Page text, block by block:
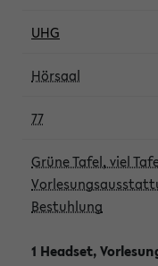
UHG
Hörsaal
77
Grüne Tafel, viel
Bestuhlung
1 Headset,